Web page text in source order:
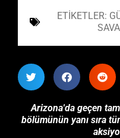
ETIKETLER:
Arizona'da geçen
bölümünün yanı sıra